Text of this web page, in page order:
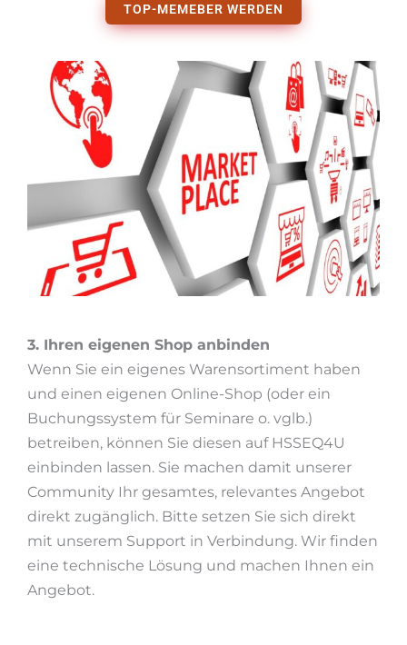
TOP-MEMEBER WERDEN
3. Ihren eigenen Shop anbinden
Wenn Sie ein eigenes Warensortiment haben
und einen eigenen Online-Shop (oder ein
Buchungssystem für Seminare o. vglb.)
betreiben, können Sie diesen auf HSSEQ4U
einbinden lassen. Sie machen damit unserer
Community Ihr gesamtes, relevantes Angebot
direkt zugänglich. Bitte setzen Sie sich direkt
mit unserem Support in Verbindung. Wir finden
eine technische Lösung und machen Ihnen ein
Angebot.